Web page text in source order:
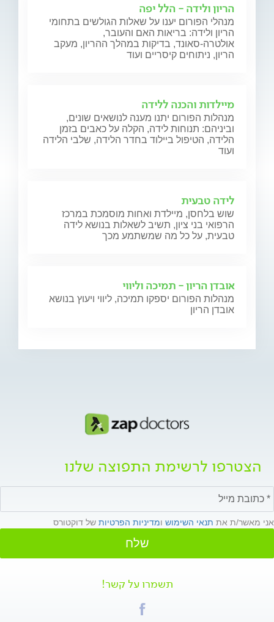
הריון ולידה - הלל יפה
מנהלי הפורום יענו על שאלות הגולשים בתחומי
הריון ולידה: בריאות האם והעובר,
אולטרה-סאונד, בדיקות במהלך ההריון, מעקב
הריון, ניתוחים קיסריים ועוד
מיילדות והכנה ללידה
מנהלות הפורום יתנו מענה לנושאים שונים,
וביניהם: תנוחות לידה, הקלה על כאבים בזמן
הלידה, הטיפול ביילוד בחדר הלידה, שלבי הלידה
ועוד
לידה טבעית
שוש בלחסן, מיילדת ואחות מוסמכת במרכז
הרפואי בני ציון, תשיב לשאלות בנושא לידה
טבעית, על כל מה שמשתמע מכך
אובדן הריון - תמיכה וליווי
מנהלות הפורום יספקו תמיכה, ליווי ויעוץ בנושא
אובדן הריון
הצטרפו לרשימת התפוצה שלנו
אני מאשר/ת את תנאי השימוש ומדיניות הפרטיות של דוקטורס
שלח
תשמרו על קשר!